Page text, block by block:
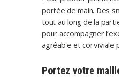
portée de main. Des
tout au long de la
pour accompagner
agréable et conviviale
Portez votre